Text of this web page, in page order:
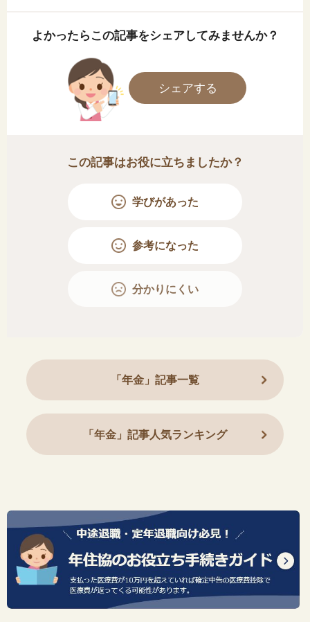
よかったらこの記事をシェアしてみませんか？
シェアする
この記事はお役に立ちましたか？
学びがあった
参考になった
分かりにくい
「年金」記事一覧
「年金」記事人気ランキング